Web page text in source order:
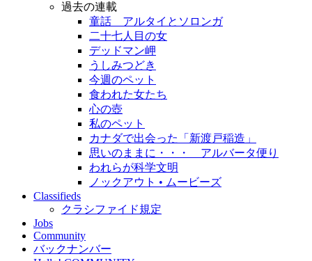
過去の連載
童話 アルタイとソロンガ
二十七人目の女
デッドマン岬
うしみつどき
今週のペット
食われた女たち
心の壺
私のペット
カナダで出会った「新渡戸稲造」
思いのままに・・・ アルバータ便り
われらが科学文明
ノックアウト • ムービーズ
Classifieds
クラシファイド規定
Jobs
Community
バックナンバー